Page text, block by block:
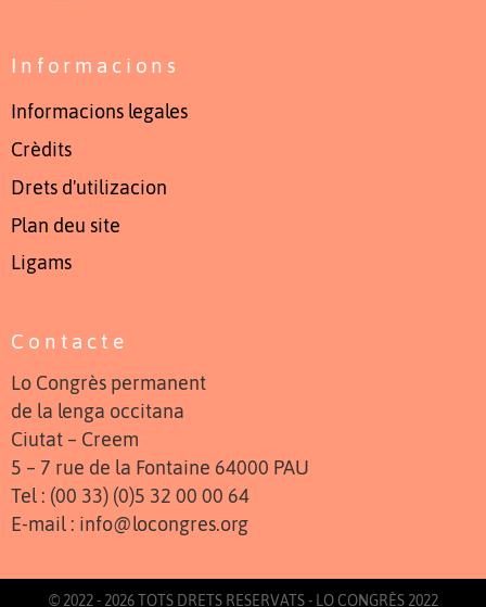
Informacions
Informacions legales
Crèdits
Drets d'utilizacion
Plan deu site
Ligams
Contacte
Lo Congrès permanent
de la lenga occitana
Ciutat – Creem
5 – 7 rue de la Fontaine 64000 PAU
Tel : (00 33) (0)5 32 00 00 64
E-mail : info@locongres.org
© 2022 - 2026 TOTS DRETS RESERVATS - LO CONGRÈS 2022